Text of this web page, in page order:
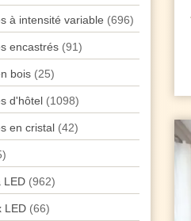
à intensité variable (696)
encastrés (91)
bois (25)
d'hôtel (1098)
en cristal (42)
LED (962)
LED (66)